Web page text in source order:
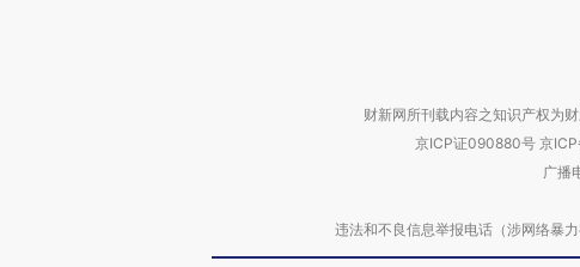
财新网所刊载内容之知识产权为
京ICP证090880号 京
广播
违法和不良信息举报电话（涉网络